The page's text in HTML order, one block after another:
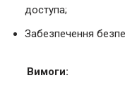
доступа;
Забезпечення
Вимоги: